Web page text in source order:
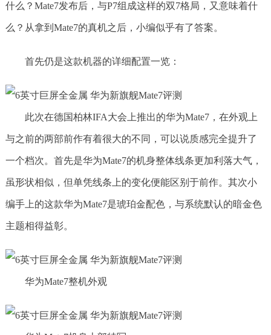
什么？Mate7发布后，与P7组成这样的双7格局，又意味着什
么？从拿到Mate7的真机之后，小编似乎有了答案。
首先仍是这款机器的详细配置一览：
此次在德国柏林IFA大会上推出的华为Mate7，在外观上
与之前的两部前作有着很大的不同，可以说质感完全提升了
一个档次。首先是华为Mate7的机身整体线条更加利落大气，
虽形状相似，但单凭线条上的变化便能区别于前作。其次小
编手上的这款华为Mate7是琥珀金配色，与系统默认的暗金色
主题相得益彰。
华为Mate7整机外观